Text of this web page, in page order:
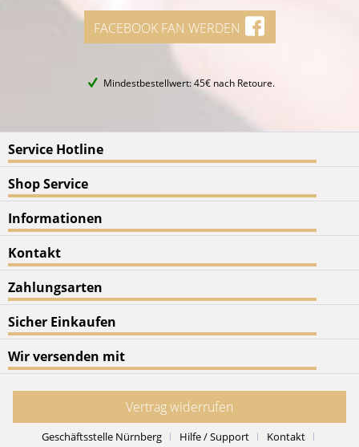
FACEBOOK FAN WERDEN
Mindestbestellwert: 45€ nach Retoure.
Service Hotline
Shop Service
Informationen
Kontakt
Zahlungsarten
Sicher Einkaufen
Wir versenden mit
Vertrag widerrufen
Geschäftsstelle Nürnberg Hilfe / Support Kontakt